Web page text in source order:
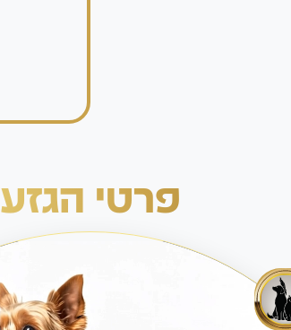
פרטי הגזע